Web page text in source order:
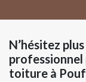
N’hésitez
toiture à